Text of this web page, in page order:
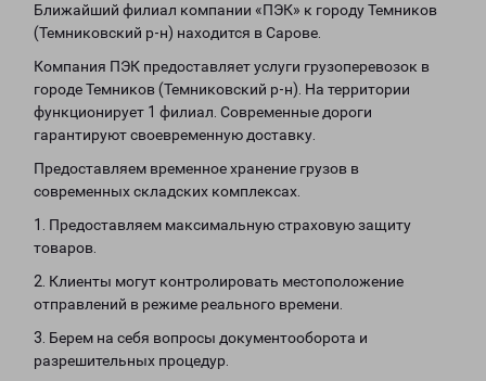
Ближайший филиал компании «ПЭК» к городу Темников
(Темниковский р-н) находится в Сарове.
Компания ПЭК предоставляет услуги грузоперевозок в
городе Темников (Темниковский р-н). На территории
функционирует 1 филиал. Современные дороги
гарантируют своевременную доставку.
Предоставляем временное хранение грузов в
современных складских комплексах.
1. Предоставляем максимальную страховую защиту
товаров.
2. Клиенты могут контролировать местоположение
отправлений в режиме реального времени.
3. Берем на себя вопросы документооборота и
разрешительных процедур.